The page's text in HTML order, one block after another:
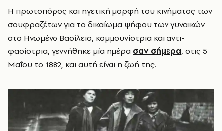
Η πρωτοπόρος και ηγετική μορφή του κινήματος των
σουφραζέτων για το δικαίωμα ψήφου των γυναικών
στο Ηνωμένο Βασίλειο, κομμουνίστρια και αντι-
φασίστρια, γεννήθηκε μία ημέρα σαν σήμερα, στις 5
Μαΐου το 1882, και αυτή είναι η ζωή της.